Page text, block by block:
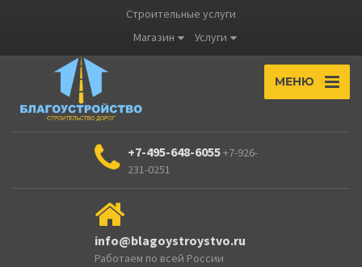
Строительные услуги
Магазин
Услуги
МЕНЮ
+7-495-648-6055+7-926-
231-0251
info@blagoystroystvo.ru
Работаем по всей России